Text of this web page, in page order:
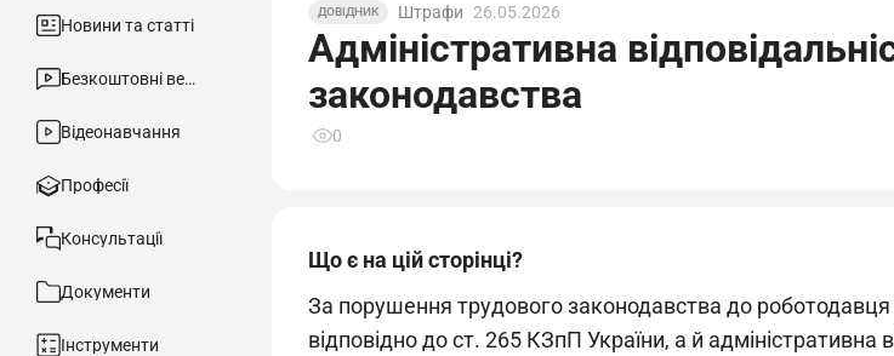
Новини та статті
Безкоштовні вебінари
Відеонавчання
Професії
Консультації
Документи
Інструменти
ДОВІДНИК Штрафи 26.05.2026
Адміністративна
законодавства
0
Що є на цій сторінці?
За порушення трудового законодавства до
відповідно до ст. 265 КЗпП України, а й